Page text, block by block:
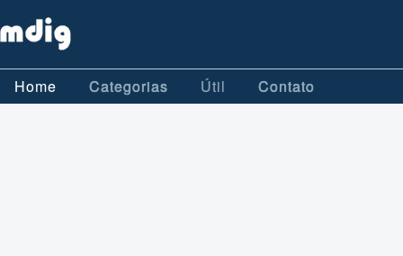
Home Categorias Útil Contato